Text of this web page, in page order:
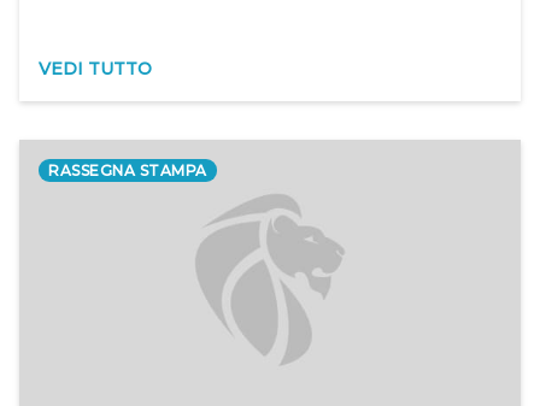
VEDI TUTTO
RASSEGNA STAMPA